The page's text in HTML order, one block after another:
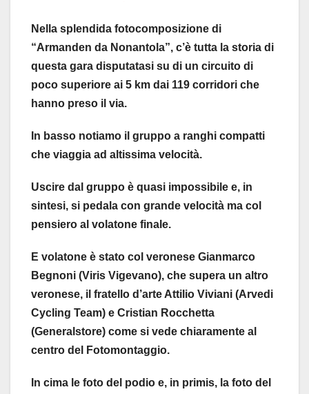
Nella splendida fotocomposizione di
“Armanden da Nonantola”, c’è tutta la storia di
questa gara disputatasi su di un circuito di
poco superiore ai 5 km dai 119 corridori che
hanno preso il via.
In basso notiamo il gruppo a ranghi compatti
che viaggia ad altissima velocità.
Uscire dal gruppo è quasi impossibile e, in
sintesi, si pedala con grande velocità ma col
pensiero al volatone finale.
E volatone è stato col veronese Gianmarco
Begnoni (Viris Vigevano), che supera un altro
veronese, il fratello d’arte Attilio Viviani (Arvedi
Cycling Team) e Cristian Rocchetta
(Generalstore) come si vede chiaramente al
centro del Fotomontaggio.
In cima le foto del podio e, in primis, la foto del